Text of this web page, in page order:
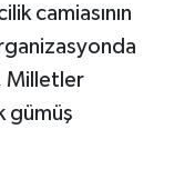
camiasının
Milletler
gümüş